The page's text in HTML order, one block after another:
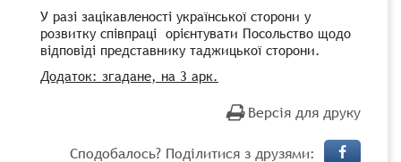
У разі зацікавленості української сторони у
розвитку співпраці орієнтувати Посольство щодо
відповіді представнику таджицької сторони.
Додаток: згадане, на 3 арк.
Версія для друку
Сподобалось? Поділитися з друзями: